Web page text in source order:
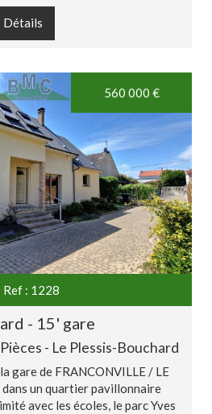
Détails
560 000 €
Ref : 1228
- 15' gare
- Le Plessis-Bouchard
gare de FRANCONVILLE / LE
dans un quartier pavillonnaire
avec les écoles, le parc Yves